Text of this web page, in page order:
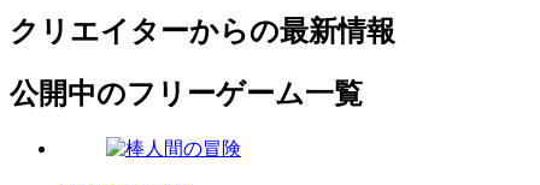
クリエイターからの最新情報
公開中のフリーゲーム一覧